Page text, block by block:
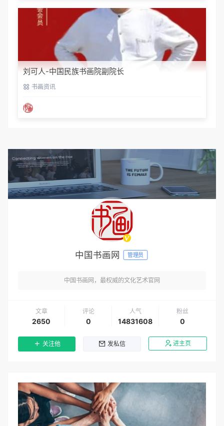
刘可人-中国民族书画院副院长
书画资讯
中国书画网 管理员
中国书画网，最权威的文化艺术官网
文章
2650
评论
0
人气
14831608
粉丝
0
关注他 发私信 进主页